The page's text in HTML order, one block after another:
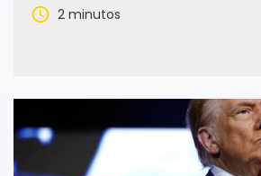
2 minutos